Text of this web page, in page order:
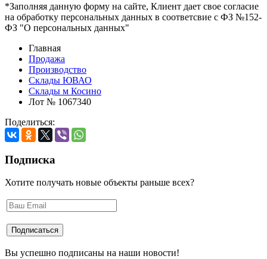
*Заполняя данную форму на сайте, Клиент дает свое согласие
на обработку персональных данных в соответсвие с ФЗ №152-
ФЗ "О персональных данных"
Главная
Продажа
Производство
Склады ЮВАО
Склады м Косино
Лот № 1067340
Поделиться:
Подписка
Хотите получать новые объекты раньше всех?
Вы успешно подписаны на наши новости!